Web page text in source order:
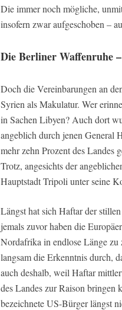
Die immer noch mögliche,
insofern zwar aufgeschoben –
Die Berliner Waffenruhe
Doch die Vereinbarungen an
Syrien als Makulatur. Wer
in Sachen Libyen? Auch dort
angeblich durch jenen General
mehr zehn Prozent des Landes
Trotz, angesichts der
Hauptstadt Tripoli unter seine
Längst hat sich Haftar der
jemals zuvor haben die
Nordafrika in endlose Länge zu
langsam die Erkenntnis durch,
auch deshalb, weil Haftar
des Landes zur Raison bringen
bezeichnete US-Bürger längst